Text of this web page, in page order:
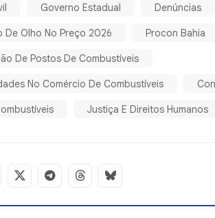
Governo Estadual Denúncias
De Olho No Preço 2026 Procon Bahia
De Postos De Combustíveis
No Comércio De Combustíveis
Justiça E Direitos Humanos